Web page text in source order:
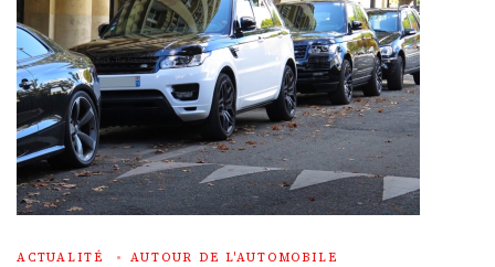
ACTUALITÉ
AUTOUR DE L'AUTOMOBILE